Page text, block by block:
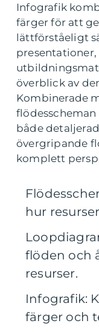
Infografik
färger för att
lättförståeligt
överblick av
Kombinerade
både
övergripande
komplett
hur
flöden och
resurser.
Infografik:
färger och